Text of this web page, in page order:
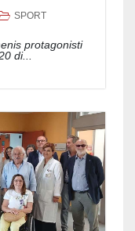
SPORT
protagonisti
di...